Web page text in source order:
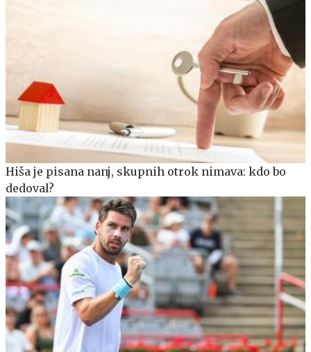
Hiša je pisana nanj, skupnih otrok nimava: kdo bo
dedoval?